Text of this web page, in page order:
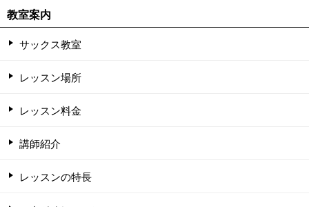
教室案内
サックス教室
レッスン場所
レッスン料金
講師紹介
レッスンの特長